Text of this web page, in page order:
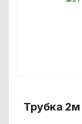
Трубка 2м